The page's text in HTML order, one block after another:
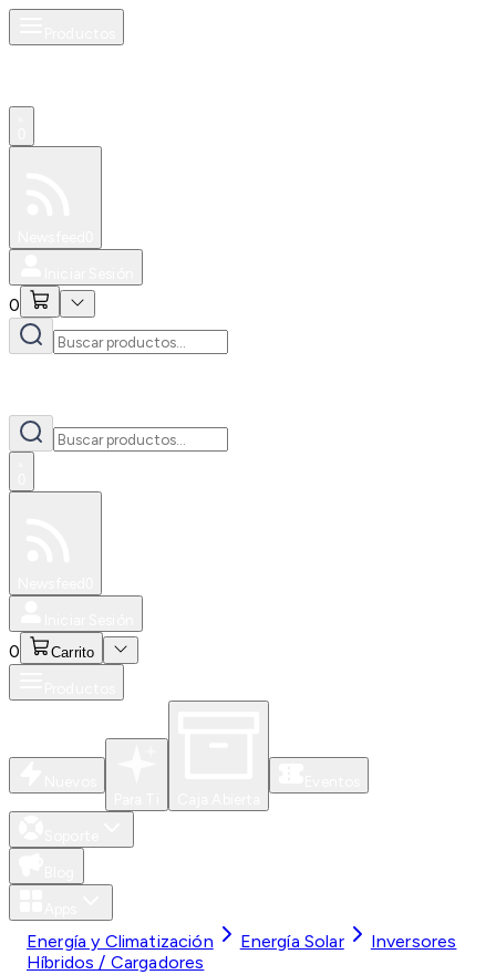
0
0 Carrito
Energía y Climatización Energía Solar
Inversores
Híbridos / Cargadores